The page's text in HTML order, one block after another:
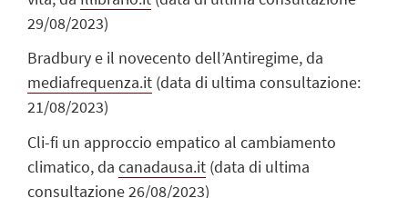
29/08/2023)
Bradbury e il novecento dell’Antiregime, da
mediafrequenza.it (data di ultima consultazione:
21/08/2023)
Cli-fi un approccio empatico al cambiamento
climatico, da canadausa.it (data di ultima
consultazione 26/08/2023)